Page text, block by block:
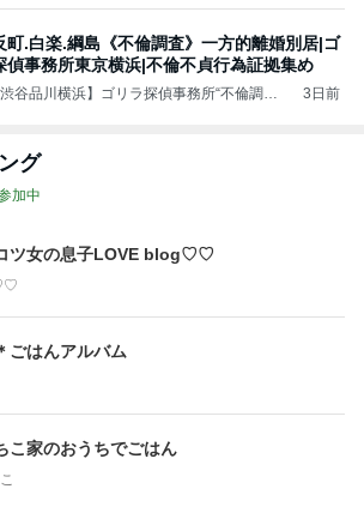
町.白楽.綱島《不倫調査》一方的離婚別居|ゴ
偵事務所東京横浜|不倫不貞行為証拠集め
渋谷品川横浜】ゴリラ探偵事務所“不倫調査
3日前
グ
加中
ツ女の息子LOVE blog♡♡
ごはんアルバム
こ家のおうちでごはん